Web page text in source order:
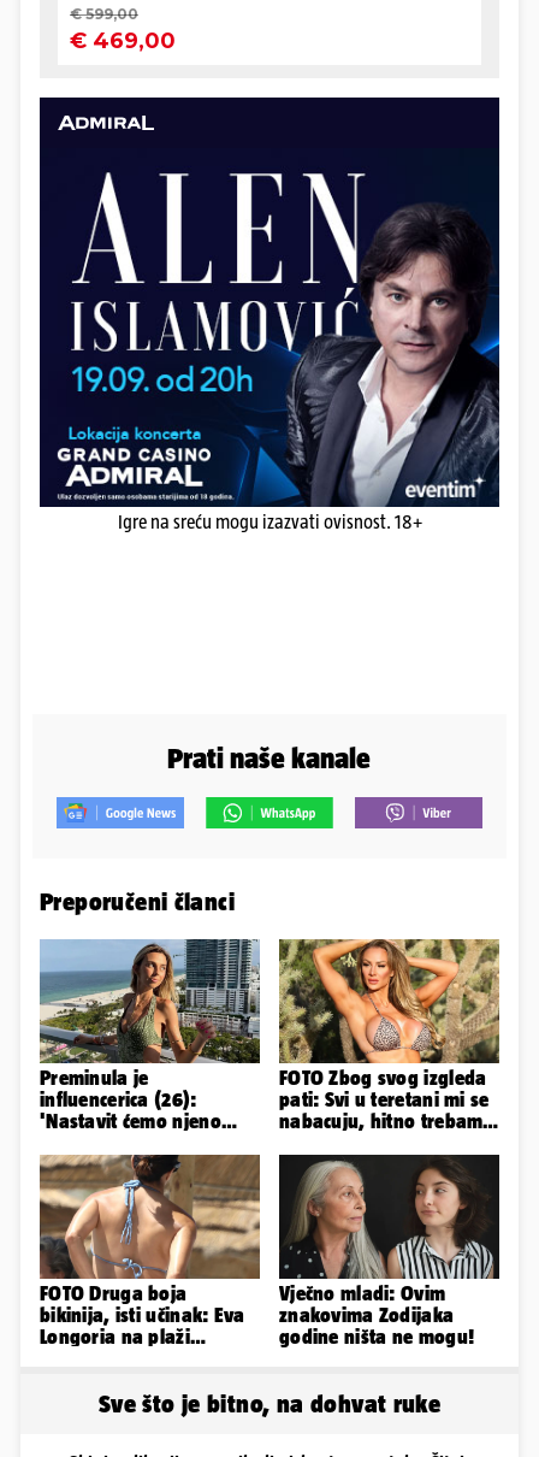
Igre na sreću mogu izazvati ovisnost. 18+
Prati naše kanale
Preporučeni članci
Preminula je
influencerica (26):
'Nastavit ćemo njeno
FOTO Zbog svog izgleda
pati: Svi u teretani mi se
nabacuju, hitno trebam
FOTO Druga boja
bikinija, isti učinak: Eva
Longoria na plaži
Vječno mladi: Ovim
znakovima Zodijaka
godine ništa ne mogu!
Sve što je bitno, na dohvat ruke